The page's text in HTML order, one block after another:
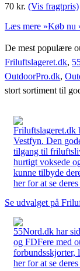
70 kr. (Vis fragtpris)
Læs mere »Køb nu
De mest populære
Friluftslageret.dk,
OutdoorPro.dk,
stort sortiment til
Friluftslageret.dk
Vestfyn. Den
tilgang til
hurtigt voksede
kunne tilbyde
her for at se
Se udvalget på
55Nord.dk har
og FDFere med
forbundsskjorter,
her for at se